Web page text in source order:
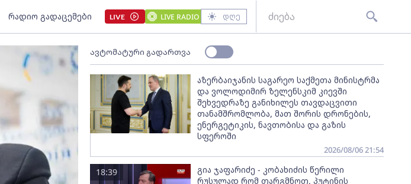
რადიო გადაცემები LIVE LIVE RADIO დღე
ავტომატური გადართვა
აზერბაიჯანის საგარეო საქმეთა მინისტრმა
და ვოლოდიმირ ზელენსკიმ კიევში
შეხვედრაზე განიხილეს თავდაცვითი
თანამშრომლობა, მათ შორის დრონების,
ენერგეტიკის, ნავთობისა და გაზის
სფეროში
2026/08/06 21:54
გია ჯაფარიძე - კობახიძის წერილი
რუსულად რომ თარგმნოთ, პუტინის
18:39